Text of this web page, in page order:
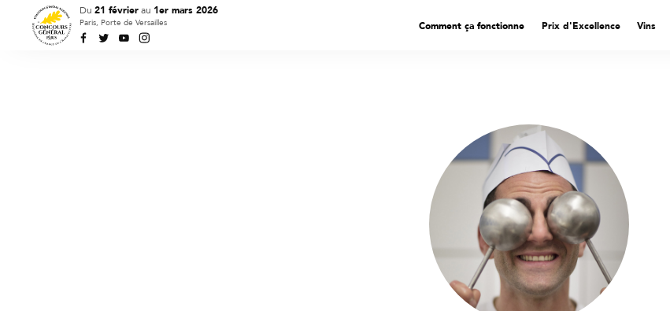
Du21 févrierau 1er mars 2026
Paris, Porte de Versailles Comment ça fonctionne Prix d'Excellence Vins